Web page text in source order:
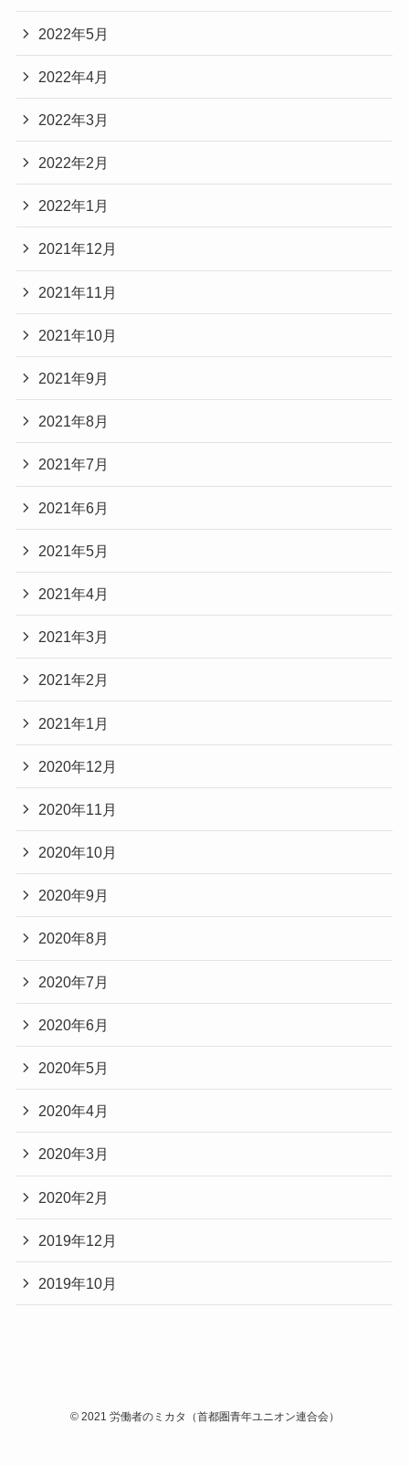
2022年5月
2022年4月
2022年3月
2022年2月
2022年1月
2021年12月
2021年11月
2021年10月
2021年9月
2021年8月
2021年7月
2021年6月
2021年5月
2021年4月
2021年3月
2021年2月
2021年1月
2020年12月
2020年11月
2020年10月
2020年9月
2020年8月
2020年7月
2020年6月
2020年5月
2020年4月
2020年3月
2020年2月
2019年12月
2019年10月
©2021 労働者のミカタ（首都圏青年ユニオン連合会）